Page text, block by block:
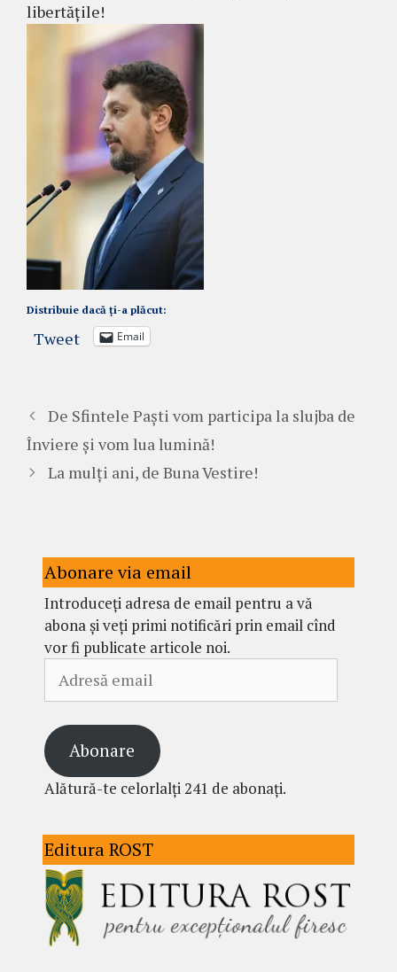
libertățile!
Distribuie dacă ți-a plăcut:
Tweet Email
De Sfintele Paști vom participa la slujba de
Înviere și vom lua lumină!
La mulți ani, de Buna Vestire!
Abonare via email
Introduceți adresa de email pentru a vă
abona și veți primi notificări prin email cînd
vor fi publicate articole noi.
email
Abonare
Alătură-te celorlalți 241 de abonați.
Editura ROST